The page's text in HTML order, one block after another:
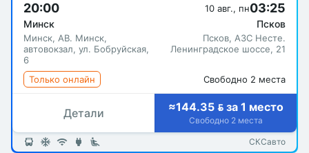
20:00
Минск
Минск, АВ. Минск,
автовокзал, ул. Бобруйская,
6
03:25
10 авг., пн
Псков
Псков, АЗС Несте.
Ленинградское шоссе, 21
Только онлайн Свободно 2 места
Детали ≈144.35  за 1 место
Свободно 2 места
СКСавто